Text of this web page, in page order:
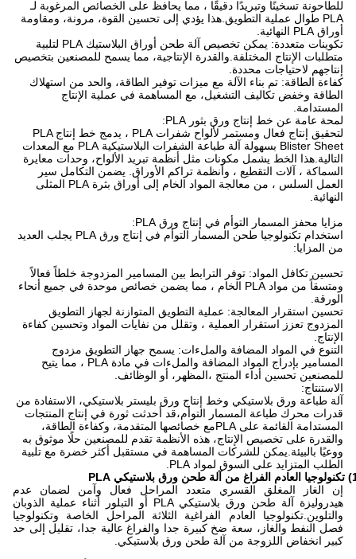
للطاحونة تسخينًا وتبريدًا دقيقًا ، مما يحافظ على الخصائص المرغوبة لـ
PLA طوال عملية التطويق.هذا يؤدي إلى تحسين القوة، مرونة، ومقاومة
أوراق PLA النهائية.
تكوينات متعددة: يمكن تخصيص آلة طحن أوراق البلاستيك PLA لتلبية
متطلبات الإنتاج المختلفة.والقدرة الإنتاجية، مما يسمح للمصنعين بتخصيص
إنتاجهم لاحتياجات محددة.
كفاءة الطاقة: تم بناء الآلة مع ميزات توفير الطاقة، والحد من استهلاك
الطاقة وخفض تكاليف التشغيل، مع المساهمة في عملية الإنتاج
المستدامة.
لمحة عامة عن خط إنتاج ورق بثور PLA:
لتحقيق إنتاج فعال ومستمر لألواح شفرات PLA ، يدمج خط إنتاج PLA
Blister Sheet بسهولة آلة طباعة الشفرات البلاستيكية PLA مع المعدات
التالية.هذا الخط يشمل مكونات مثل أنظمة تبريد الألواح، وحدات معايرة
السماكة ، آلات التقطيع ، وأنظمة تراكم الأوراق. يضمن التكامل سير
العمل السلس ، من معالجة المواد الخام إلى أوراق بثرة PLA المثلى
النهائية.
مزايا محفز المسمار التوأم في إنتاج ورق PLA:
استخدام تكنولوجيا طحن المسمار التوأم في إنتاج ورق PLA يجلب العديد
من المزايا:
تحسين تكافل المواد: توفر الترابط بين المسامير المزدوجة خلطاً فعالاً
ومتسقاً من مواد PLA الخام ، مما يضمن خصائص موحدة في جميع أنحاء
الورقة.
تحسين استقرار المعالجة: عملية التطويق المتوازنة لجهاز التطويق
المزدوج تعزز استقرار العملية ، وتقلل من نفايات المواد وتحسين كفاءة
الإنتاج.
التنوع في المواد المضافة والملءات: يسمح جهاز التطويق مزدوج
المسامير بإدراج المواد المضافة والملءات في مادة PLA ، مما يتيح
للمصنعين تحسين أداء المنتج ،المظهر، أو الوظائف.
الاستنتاج:
آلة طباعة ورق بلاستيكي وخط إنتاج ورق بليستر بلاستيكي، الاستفادة من
قدرات محرك طباعة المسمار التوأم،قد أحدثت ثورة في إنتاج المنتجات
المستدامة القائمة على PLAمع خصائصها المتقدمة، وكفاءة الطاقة،
والقدرة على تخصيص الإنتاج، هذه الأنظمة تقدم للمصنعين حلًا موثوق به
ووعيًا بالبيئة.يمكن للشركات المساهمة في مستقبل أكثر خضرة مع تلبية
الطلب المتزايد على السوق لمواد PLA.
إن الغاز المغلق القسري متعدد المراحل فعال وآمن لضمان عدم
هيدروليزة آلة طحن ورق بلاستيكي PLA أو التبلور أثناء عملية الذوبان
والتلوين.تكنولوجيا العادم الفراغية الثلاثة المراحل الخاصة وتكنولوجيا
فصل النفط والغاز، سعة ضخ كبيرة جدا والفراغ عالية جدا، تقليل إلى حد
كبير انخفاض اللزوجة من آلة طحن ورق بلاستيكي.